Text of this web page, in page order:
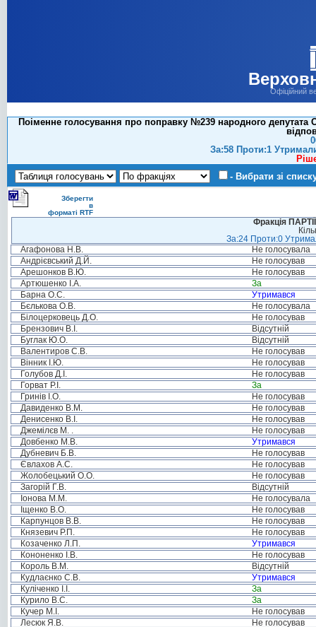
Офіційний
Поіменне голосування про поправку №239 народного
За:58 Проти:1
- Вибрати зі
Зберегти
в
форматі RTF
Фракція
За:24 Проти:0
Агафонова Н.В.
Не голосувала
Андрієвський Д.Й.
Не голосував
Арешонков В.Ю.
Не голосував
Артюшенко І.А.
За
Барна О.С.
Утримався
Бєлькова О.В.
Не голосувала
Білоцерковець Д.О.
Не голосував
Брензович В.І.
Відсутній
Буглак Ю.О.
Відсутній
Валентиров С.В.
Не голосував
Вінник І.Ю.
Не голосував
Голубов Д.І.
Не голосував
Горват Р.І.
За
Гринів І.О.
Не голосував
Давиденко В.М.
Не голосував
Денисенко В.І.
Не голосував
Джемілєв М. .
Не голосував
Довбенко М.В.
Утримався
Дубневич Б.В.
Не голосував
Євлахов А.С.
Не голосував
Жолобецький О.О.
Не голосував
Загорій Г.В.
Відсутній
Іонова М.М.
Не голосувала
Іщенко В.О.
Не голосував
Карпунцов В.В.
Не голосував
Князевич Р.П.
Не голосував
Козаченко Л.П.
Утримався
Кононенко І.В.
Не голосував
Король В.М.
Відсутній
Кудлаєнко С.В.
Утримався
Куліченко І.І.
За
Курило В.С.
За
Кучер М.І.
Не голосував
Лесюк Я.В.
Не голосував